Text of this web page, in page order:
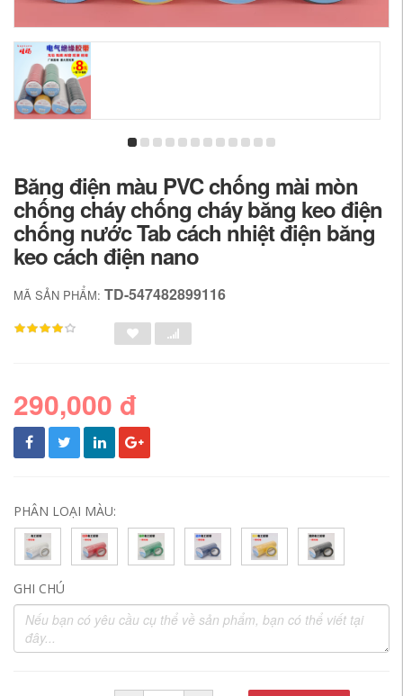
Băng điện màu PVC chống mài mòn
chống cháy chống cháy băng keo điện
chống nước Tab cách nhiệt điện băng
keo cách điện nano
MÃ SẢN PHẨM: TD-547482899116
290,000 đ
PHÂN LOẠI MÀU:
GHI CHÚ